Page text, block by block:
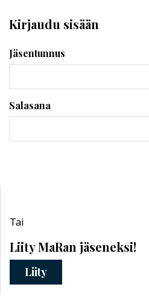
Kirjaudu sisään
Jäsentunnus
Salasana
Tai
Liity MaRan jäseneksi!
Liity